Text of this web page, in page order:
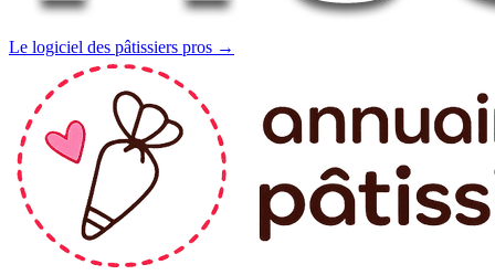
Le logiciel des pâtissiers pros →